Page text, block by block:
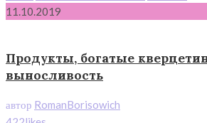
11.10.2019
Продукты, богатые
выносливость
автор RomanBorisowich